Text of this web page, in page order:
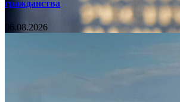
гражданства
06.08.2026